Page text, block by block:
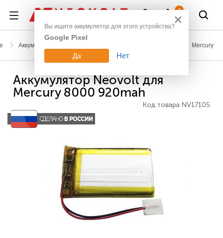
0
Аккумуляторы для сканеров штрих-кодов и терминалов Mercury
Аккумулятор Neovolt для
Mercury 8000 920mah
Код товара NV17105
×
Вы ищите аккумулятор для этого устройства?
Google Pixel
Да Нет